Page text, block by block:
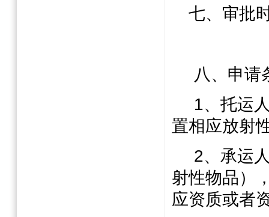
七、审批
八、申请
1、托运
置相应放射
2、承运
射性物品）
应资质或者